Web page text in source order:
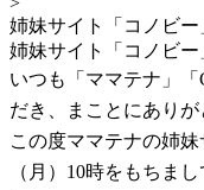
姉妹サイト「コノビ
姉妹サイト「コノビ
いつも「ママテナ」
だき、まことにありが
この度ママテナの姉妹
（月）10時をもちま